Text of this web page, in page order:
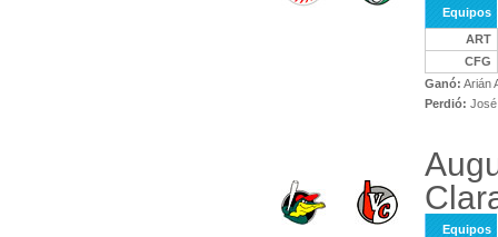
Equipos
ART
CFG
Ganó: Arián
Perdió:
Equipos